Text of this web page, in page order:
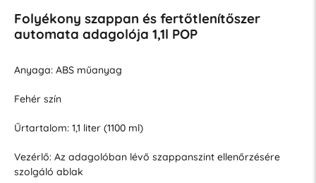
Folyékony szappan és fertőtlenítőszer
automata adagolója 1,1l POP
Anyaga: ABS műanyag
Fehér szín
Űrtartalom: 1,1 liter (1100 ml)
Vezérlő: Az adagolóban lévő szappanszint ellenőrzésére
szolgáló ablak